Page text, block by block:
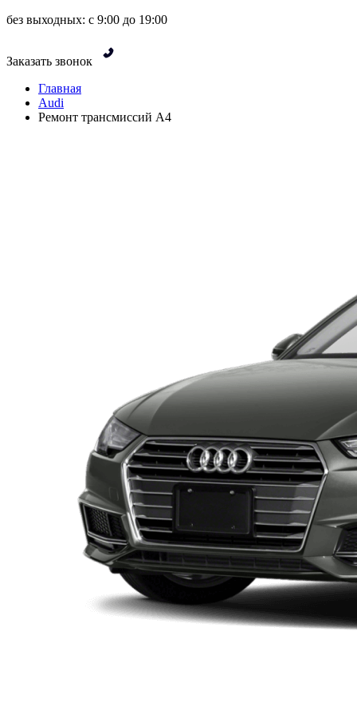
без выходных: с 9:00 до 19:00
Заказать звонок
Главная
Audi
Ремонт трансмиссий A4